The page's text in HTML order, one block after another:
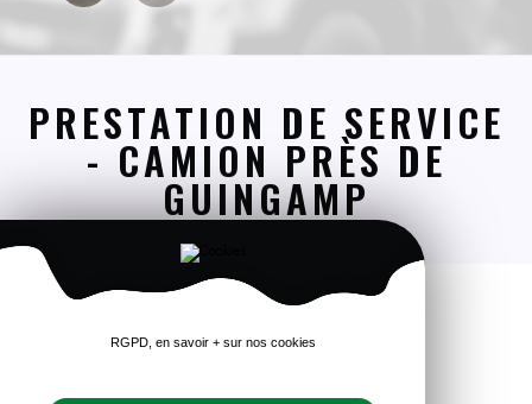
PRESTATION DE SERVICE
- CAMION PRÈS DE
GUINGAMP
Location d'engin en Côtes-
d'ArmorRGPD, en savoir + sur nos cookies